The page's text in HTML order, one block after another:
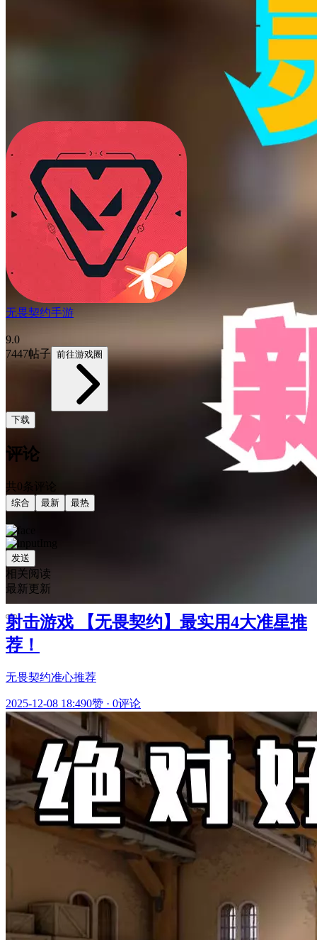
无畏契约手游
9.0
7447帖子 前往游戏圈
下载
评论
共0条评论
综合 最新 最热
发送
相关阅读
最新更新
射击游戏 【无畏契约】最实用4大准星推
荐！
无畏契约准心推荐
2025-12-08 18:490赞 · 0评论